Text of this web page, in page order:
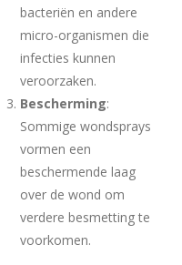
bacteriën en andere
micro-organismen die
infecties kunnen
veroorzaken.
Bescherming:
Sommige wondsprays
vormen een
beschermende laag
over de wond om
verdere besmetting te
voorkomen.